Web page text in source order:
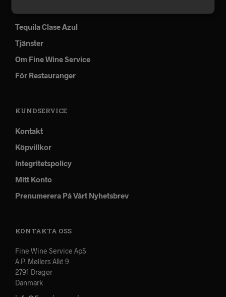
Tequila Clase Azul
Tjänster
Om Fine Wine Service
För Restauranger
KUNDSERVICE
Kontakt
Köpvillkor
Integritetspolicy
Mitt Konto
Prenumerera På Vårt Nyhetsbrev
KONTAKTA OSS
Fine Wine Service ApS
A.P. Møllers Allé 9
2791 Dragør
Danmark